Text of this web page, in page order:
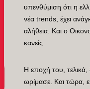
υπενθύμιση ότι η
νέα trends, έχει
αλήθεια. Και ο
κανείς.
Η εποχή του,
ωρίμασε. Και τώρα,